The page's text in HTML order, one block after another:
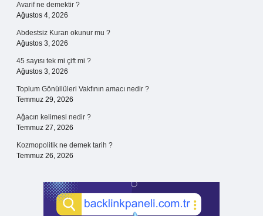
Avarif ne demektir ?
Ağustos 4, 2026
Abdestsiz Kuran okunur mu ?
Ağustos 3, 2026
45 sayısı tek mi çift mi ?
Ağustos 3, 2026
Toplum Gönüllüleri Vakfının amacı nedir ?
Temmuz 29, 2026
Ağacın kelimesi nedir ?
Temmuz 27, 2026
Kozmopolitik ne demek tarih ?
Temmuz 26, 2026